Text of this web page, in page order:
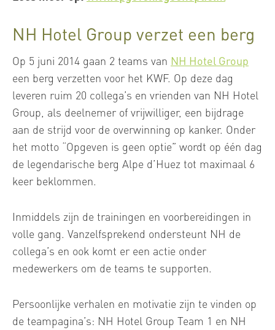
NH Hotel Group verzet een berg
Op 5 juni 2014 gaan 2 teams van NH Hotel Group
een berg verzetten voor het KWF. Op deze dag
leveren ruim 20 collega’s en vrienden van NH Hotel
Group, als deelnemer of vrijwilliger, een bijdrage
aan de strijd voor de overwinning op kanker. Onder
het motto “Opgeven is geen optie” wordt op één dag
de legendarische berg Alpe d’Huez tot maximaal 6
keer beklommen.
Inmiddels zijn de trainingen en voorbereidingen in
volle gang. Vanzelfsprekend ondersteunt NH de
collega’s en ook komt er een actie onder
medewerkers om de teams te supporten.
Persoonlijke verhalen en motivatie zijn te vinden op
de teampagina’s: NH Hotel Group Team 1 en NH